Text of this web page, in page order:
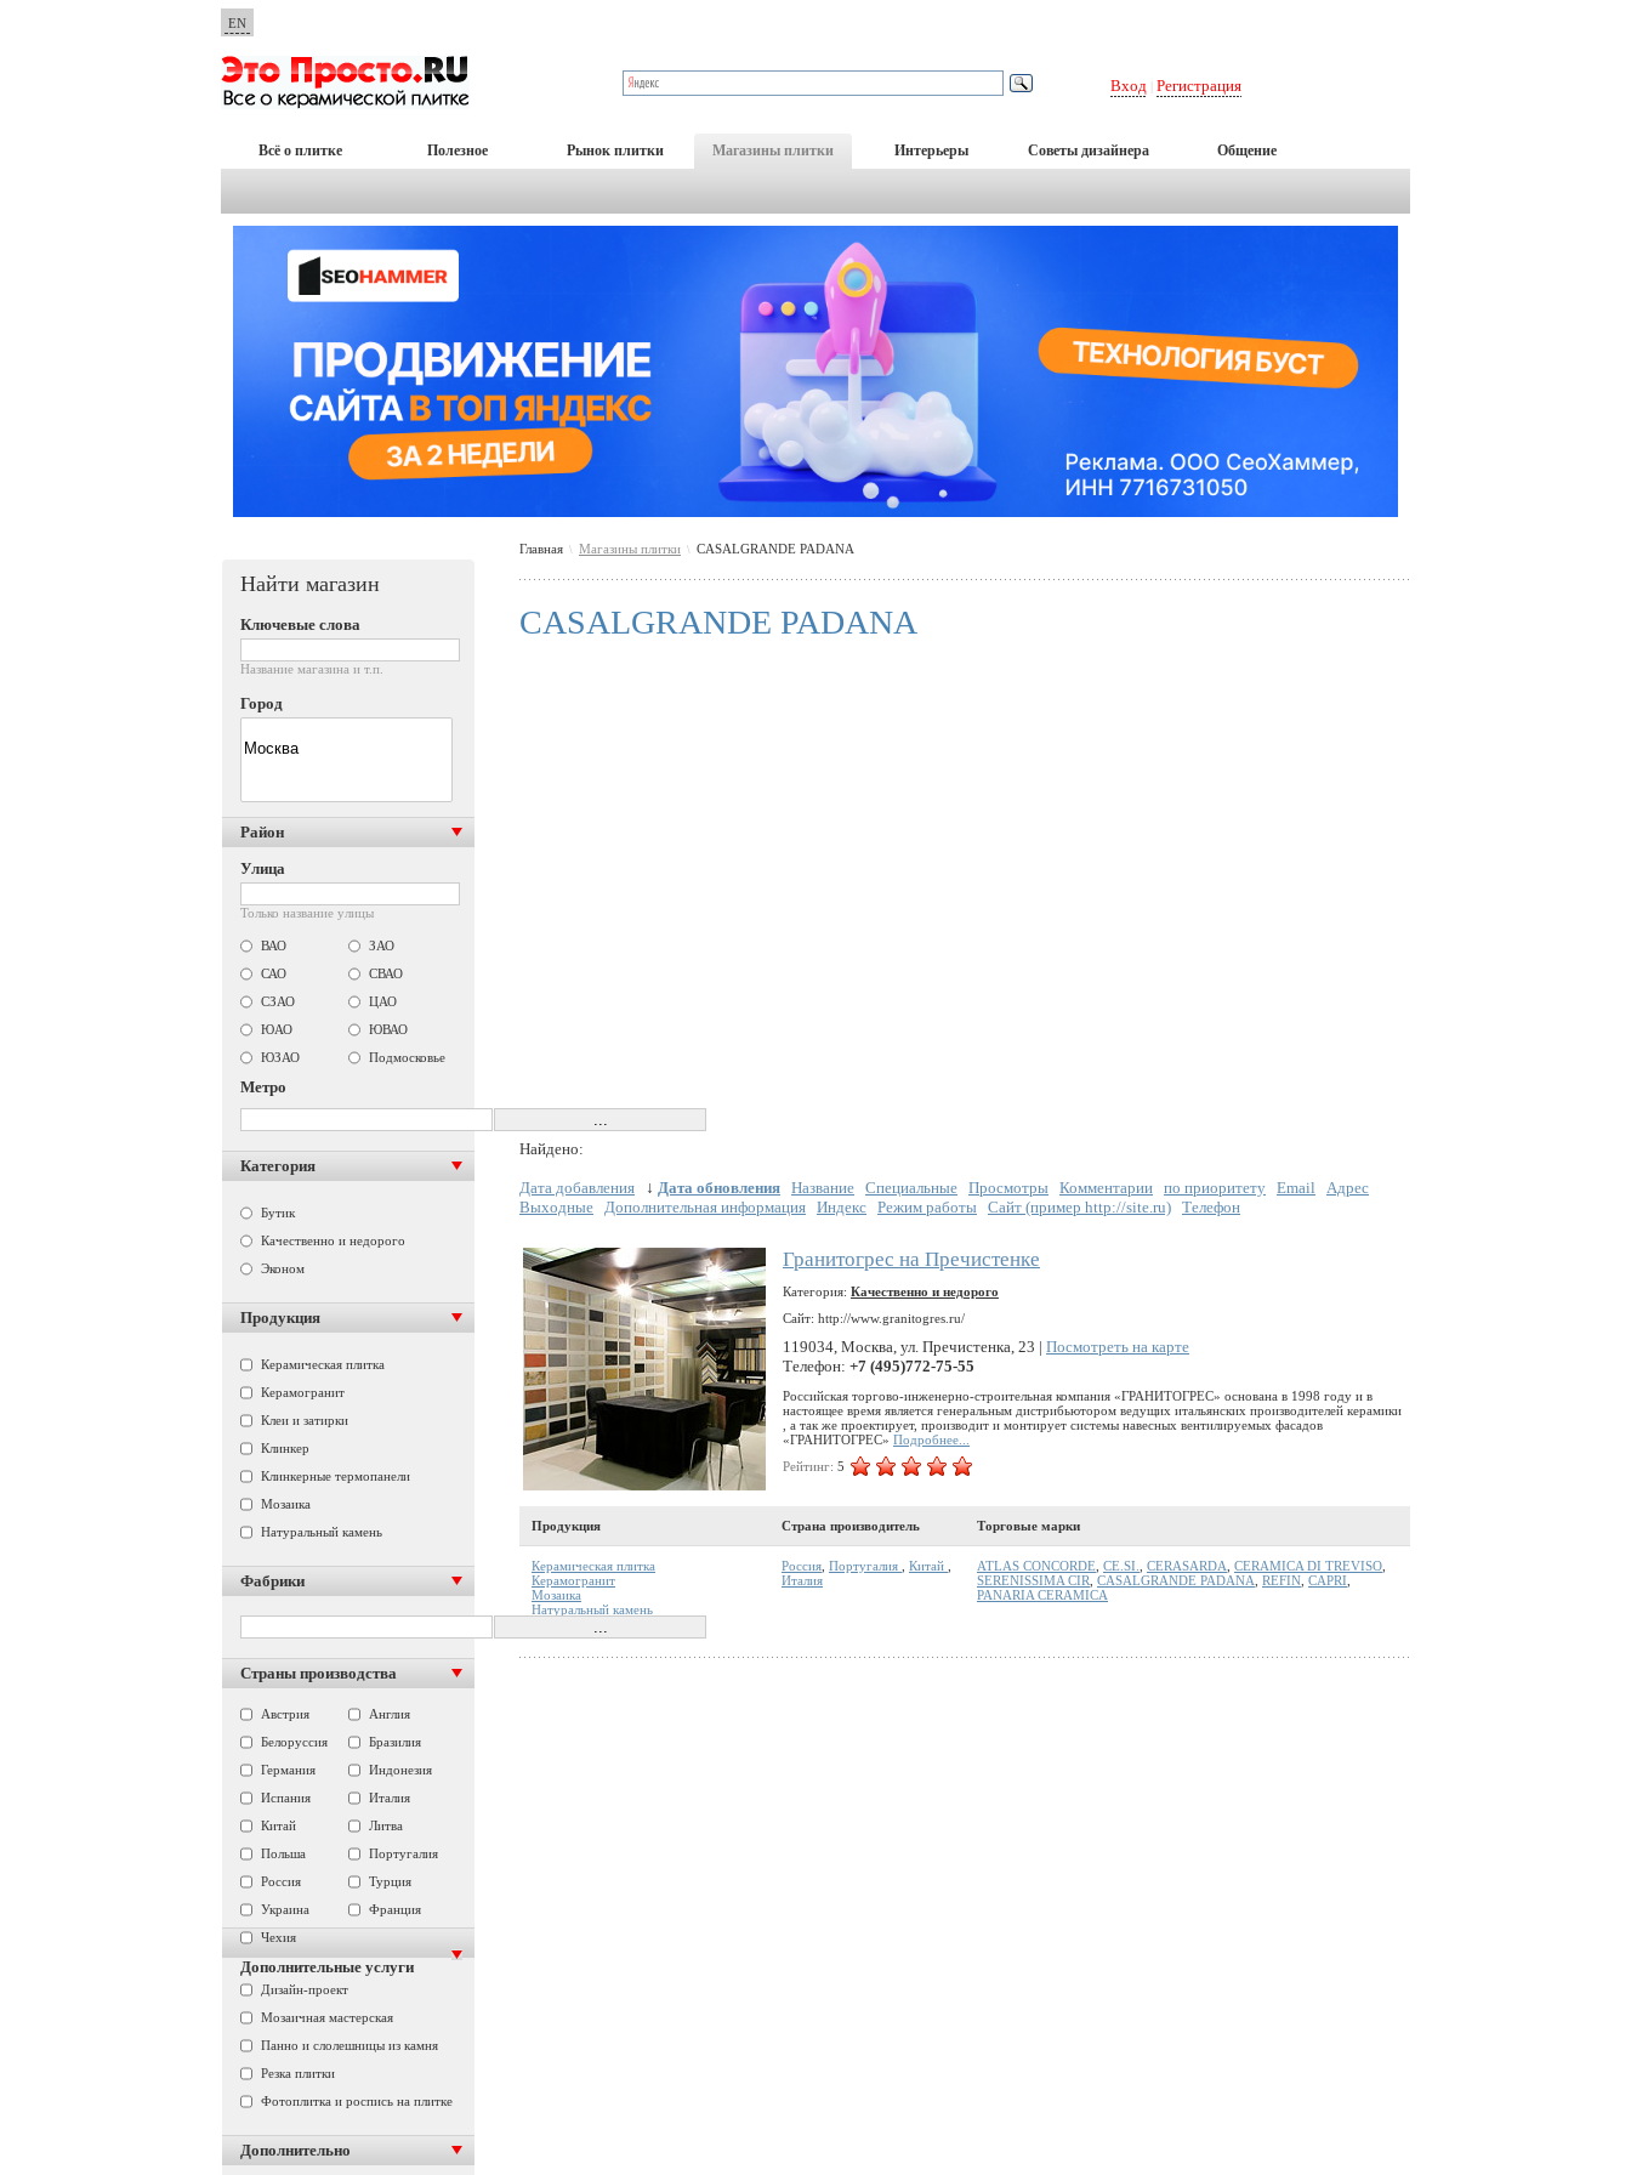
EN
Вход Регистрация
Всё о плитке Полезное Рынок плитки Магазины плитки Интерьеры Советы дизайнера Общение
Главная \ Магазины плитки \ CASALGRANDE PADANA
CASALGRANDE PADANA
Найдено:
Дата добавления ↓ Дата обновления Название Специальные Просмотры Комментарии по приоритету Email
Адрес
Выходные
Дополнительная информация Индекс Режим работы Сайт (пример http://site.ru) Телефон
Гранитогрес на Пречистенке
Категория: Качественно и недорого
Сайт: http://www.granitogres.ru/
119034, Москва, ул. Пречистенка, 23 | Посмотреть на карте
Телефон: +7 (495)772-75-55
Российская торгово-инженерно-строительная компания «ГРАНИТОГРЕС» основана в 1998 году и в
настоящее время является генеральным дистрибьютором ведущих итальянских производителей керамики
, а так же проектирует, производит и монтирует системы навесных вентилируемых фасадов
«ГРАНИТОГРЕС» Подробнее...
Рейтинг: 5
Продукция Страна производитель Торговые марки
Керамическая плитка
Керамогранит
Мозаика
Натуральный камень
Россия Португалия Китай
Италия
ATLAS CONCORDE CE.SI. CERASARDA CERAMICA DI TREVISO
SERENISSIMA CIR CASALGRANDE PADANA REFIN CAPRI
PANARIA CERAMICA
Найти магазин
Ключевые слова
Название магазина и т.п.
Город
Район
Улица
Только название улицы
ВАО
ЗАО
САО
СВАО
СЗАО
ЦАО
ЮАО
ЮВАО
ЮЗАО
Подмосковье
Метро
Категория
Бутик
Качественно и недорого
Эконом
Продукция
Керамическая плитка
Керамогранит
Клеи и затирки
Клинкер
Клинкерные термопанели
Мозаика
Натуральный камень
Фабрики
Страны производства
Австрия
Англия
Белоруссия
Бразилия
Германия
Индонезия
Испания
Италия
Китай
Литва
Польша
Португалия
Россия
Турция
Украина
Франция
Чехия
Дополнительные услуги
Дизайн-проект
Мозаичная мастерская
Панно и слолешницы из камня
Резка плитки
Фотоплитка и роспись на плитке
Дополнительно